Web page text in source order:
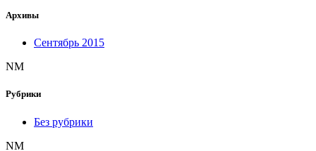
Архивы
Сентябрь 2015
NM
Рубрики
Без рубрики
NM